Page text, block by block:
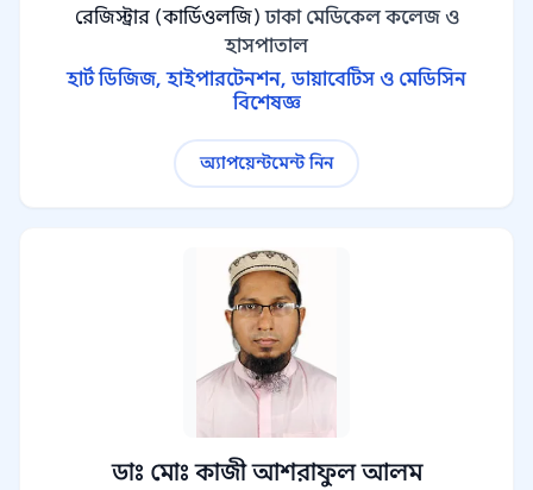
রেজিস্ট্রার (কার্ডিওলজি) ঢাকা মেডিকেল কলেজ ও
হাসপাতাল
হার্ট ডিজিজ, হাইপারটেনশন, ডায়াবেটিস ও মেডিসিন
বিশেষজ্ঞ
অ্যাপয়েন্টমেন্ট নিন
ডাঃ মোঃ কাজী আশরাফুল আলম